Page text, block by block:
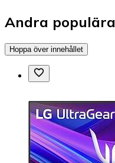
Andra
Hoppa över innehållet